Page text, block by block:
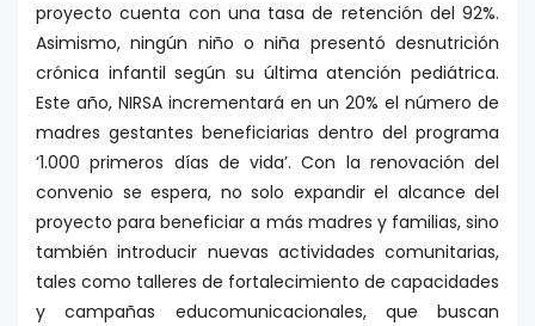
proyecto cuenta con una tasa de retención del 92%.
Asimismo, ningún niño o niña presentó desnutrición
crónica infantil según su última atención pediátrica.
Este año, NIRSA incrementará en un 20% el número de
madres gestantes beneficiarias dentro del programa
‘1.000 primeros días de vida’. Con la renovación del
convenio se espera, no solo expandir el alcance del
proyecto para beneficiar a más madres y familias, sino
también introducir nuevas actividades comunitarias,
tales como talleres de fortalecimiento de capacidades
y campañas educomunicacionales, que buscan